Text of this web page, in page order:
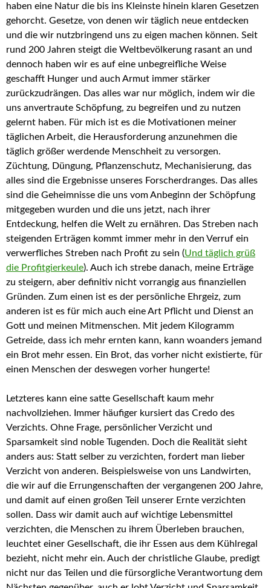
haben eine Natur die bis ins Kleinste hinein klaren Gesetzen
gehorcht. Gesetze, von denen wir täglich neue entdecken
und die wir nutzbringend uns zu eigen machen können. Seit
rund 200 Jahren steigt die Weltbevölkerung rasant an und
dennoch haben wir es auf eine unbegreifliche Weise
geschafft Hunger und auch Armut immer stärker
zurückzudrängen. Das alles war nur möglich, indem wir die
uns anvertraute Schöpfung, zu begreifen und zu nutzen
gelernt haben. Für mich ist es die Motivationen meiner
täglichen Arbeit, die Herausforderung anzunehmen die
täglich größer werdende Menschheit zu versorgen.
Züchtung, Düngung, Pflanzenschutz, Mechanisierung, das
alles sind die Ergebnisse unseres Forscherdranges. Das alles
sind die Geheimnisse die uns vom Anbeginn der Schöpfung
mitgegeben wurden und die uns jetzt, nach ihrer
Entdeckung, helfen die Welt zu ernähren. Das Streben nach
steigenden Erträgen kommt immer mehr in den Verruf ein
verwerfliches Streben nach Profit zu sein (Und täglich grüß
die Profitgierkeule). Auch ich strebe danach, meine Erträge
zu steigern, aber definitiv nicht vorrangig aus finanziellen
Gründen. Zum einen ist es der persönliche Ehrgeiz, zum
anderen ist es für mich auch eine Art Pflicht und Dienst an
Gott und meinen Mitmenschen. Mit jedem Kilogramm
Getreide, dass ich mehr ernten kann, kann woanders jemand
ein Brot mehr essen. Ein Brot, das vorher nicht existierte, für
einen Menschen der deswegen vorher hungerte!
Letzteres kann eine satte Gesellschaft kaum mehr
nachvollziehen. Immer häufiger kursiert das Credo des
Verzichts. Ohne Frage, persönlicher Verzicht und
Sparsamkeit sind noble Tugenden. Doch die Realität sieht
anders aus: Statt selber zu verzichten, fordert man lieber
Verzicht von anderen. Beispielsweise von uns Landwirten,
die wir auf die Errungenschaften der vergangenen 200 Jahre,
und damit auf einen großen Teil unserer Ernte verzichten
sollen. Dass wir damit auch auf wichtige Lebensmittel
verzichten, die Menschen zu ihrem Überleben brauchen,
leuchtet einer Gesellschaft, die ihr Essen aus dem Kühlregal
bezieht, nicht mehr ein. Auch der christliche Glaube, predigt
nicht nur das Teilen und die fürsorgliche Verantwortung dem